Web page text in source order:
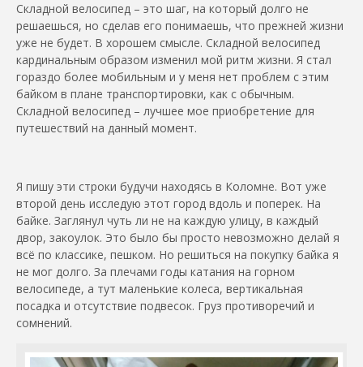
Складной велосипед – это шаг, на который долго не
решаешься, но сделав его понимаешь, что прежней жизни
уже не будет. В хорошем смысле. Складной велосипед
кардинальным образом изменил мой ритм жизни. Я стал
гораздо более мобильным и у меня нет проблем с этим
байком в плане транспортировки, как с обычным.
Складной велосипед – лучшее мое приобретение для
путешествий на данный момент.
Я пишу эти строки будучи находясь в Коломне. Вот уже
второй день исследую этот город вдоль и поперек. На
байке. Заглянул чуть ли не на каждую улицу, в каждый
двор, закоулок. Это было бы просто невозможно делай я
всё по классике, пешком. Но решиться на покупку байка я
не мог долго. За плечами годы катания на горном
велосипеде, а тут маленькие колеса, вертикальная
посадка и отсутствие подвесок. Груз противоречий и
сомнений.